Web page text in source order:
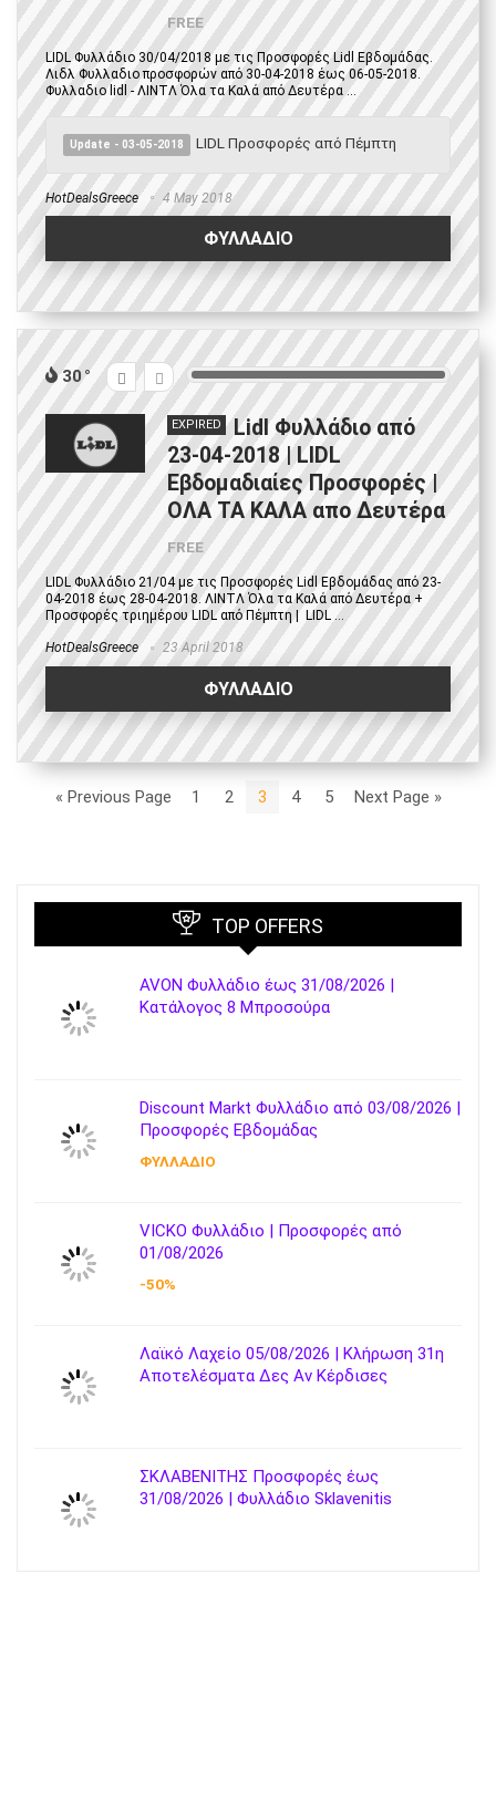
FREE
LIDL Φυλλάδιο 30/04/2018 με τις Προσφορές Lidl Εβδομάδας.
Λιδλ Φυλλαδιο προσφορών από 30-04-2018 έως 06-05-2018.
Φυλλαδιο lidl - ΛΙΝΤΛ Όλα τα Καλά από Δευτέρα ...
Update - 03-05-2018 LIDL Προσφορές από Πέμπτη
HotDealsGreece 4 May 2018
ΦΥΛΛΑΔΙΟ
30
EXPIRED
Lidl Φυλλάδιο από
23-04-2018 | LIDL
Εβδομαδιαίες Προσφορές |
ΟΛΑ ΤΑ ΚΑΛΑ απο Δευτέρα
FREE
LIDL Φυλλάδιο 21/04 με τις Προσφορές Lidl Εβδομάδας από 23-
04-2018 έως 28-04-2018. ΛΙΝΤΛ Όλα τα Καλά από Δευτέρα +
Προσφορές τριημέρου LIDL από Πέμπτη | LIDL ...
HotDealsGreece 23 April 2018
ΦΥΛΛΑΔΙΟ
« Previous Page 1 2 3 4 5 Next Page »
TOP OFFERS
AVON Φυλλάδιο έως 31/08/2026 |
Κατάλογος 8 Μπροσούρα
Discount Markt Φυλλάδιο από 03/08/2026 |
Προσφορές Εβδομάδας
ΦΥΛΛΑΔΙΟ
VICKO Φυλλάδιο | Προσφορές από
01/08/2026
-50%
Λαϊκό Λαχείο 05/08/2026 | Κλήρωση 31η
Αποτελέσματα Δες Αν Κέρδισες
ΣΚΛΑΒΕΝΙΤΗΣ Προσφορές έως
31/08/2026 | Φυλλάδιο Sklavenitis